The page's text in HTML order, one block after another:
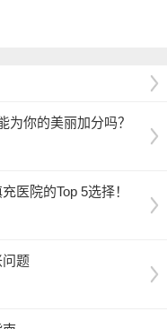
为你的美丽加分吗？
医院的Top 5选择！
题